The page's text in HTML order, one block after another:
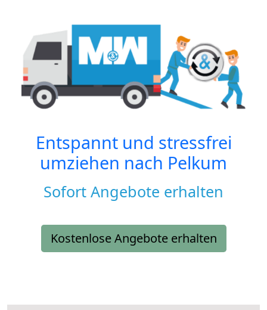
Entspannt und stressfrei
umziehen nach Pelkum
Sofort Angebote erhalten
Kostenlose Angebote erhalten